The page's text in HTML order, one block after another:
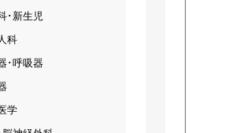
･新生児
科
･呼吸器
学